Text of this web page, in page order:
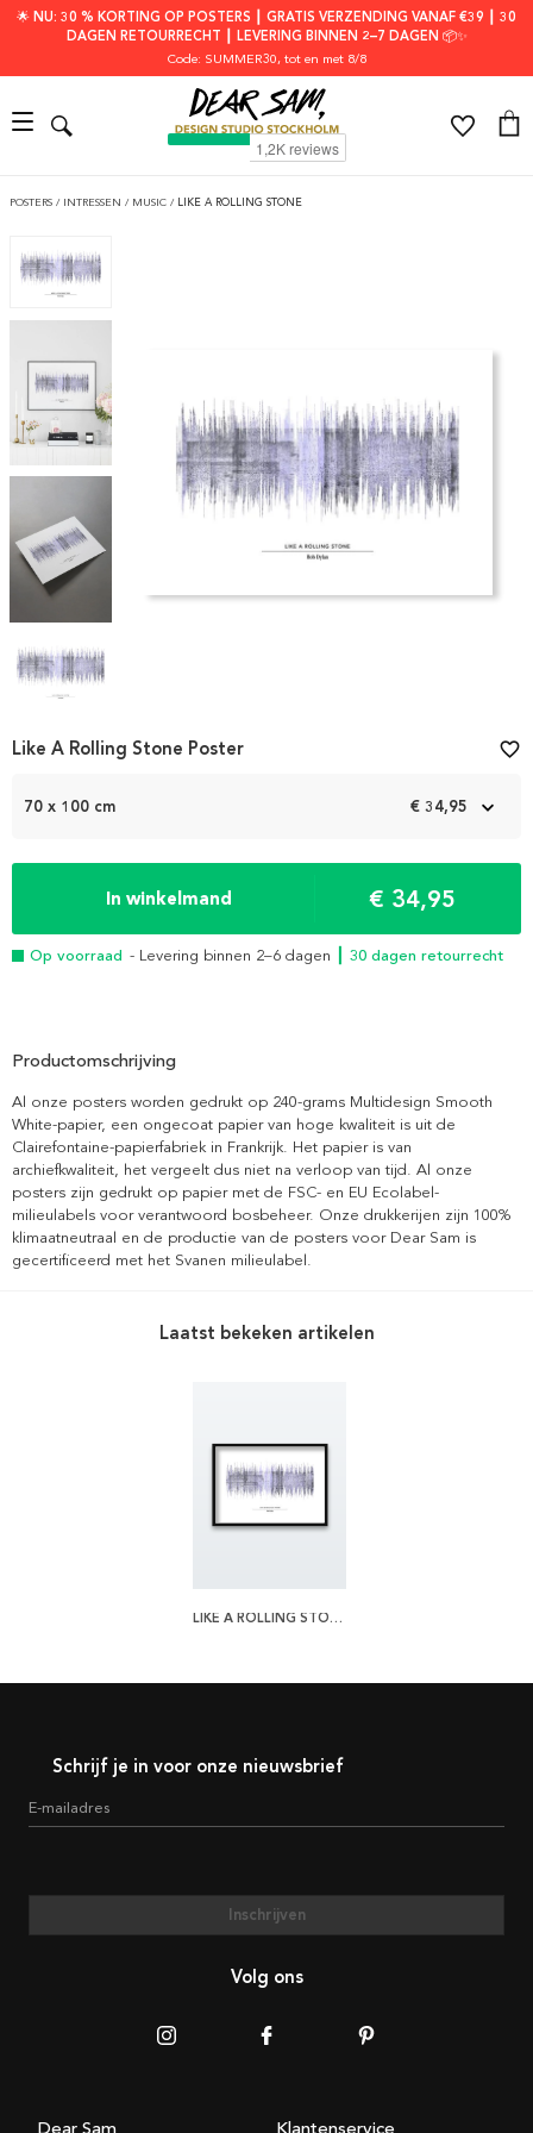
🌟 NU: 30 % KORTING OP POSTERS ┃ GRATIS VERZENDING VANAF €39 ┃ 30
DAGEN RETOURRECHT ┃ LEVERING BINNEN 2–7 DAGEN 📦✨
Code: SUMMER30, tot en met 8/8
POSTERS / INTRESSEN / MUSIC / LIKE A ROLLING STONE
Item
1
4
70 x 100 cm € 34,95
In winkelmand € 34,95
Op voorraad - Levering binnen 2–6 dagen ┃ 30 dagen retourrecht
Like A Rolling Stone Poster favorite_border
Productomschrijving
Al onze posters worden gedrukt op 240-grams Multidesign Smooth
White-papier, een ongecoat papier van hoge kwaliteit is uit de
Clairefontaine-papierfabriek in Frankrijk. Het papier is van
archiefkwaliteit, het vergeelt dus niet na verloop van tijd. Al onze
posters zijn gedrukt op papier met de FSC- en EU Ecolabel-
milieulabels voor verantwoord bosbeheer. Onze drukkerijen zijn 100%
klimaatneutraal en de productie van de posters voor Dear Sam is
gecertificeerd met het Svanen milieulabel.
Laatst bekeken artikelen
LIKE A ROLLING STONE POSTER
Schrijf je in voor onze nieuwsbrief
E-mailadres
Inschrijven
Volg ons
Dear Sam Klantenservice